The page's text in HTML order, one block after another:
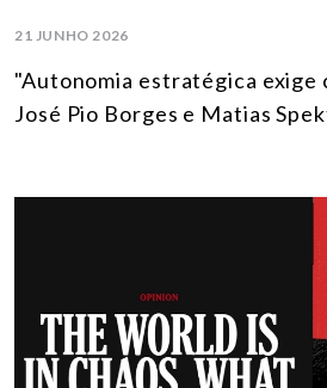
21 JUNHO 2026
"Autonomia estratégica exige
José Pio Borges e Matias